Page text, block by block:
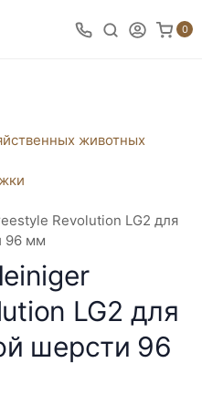
0
животных
Revolution LG2 для
96 мм
LG2 для
шерсти 96